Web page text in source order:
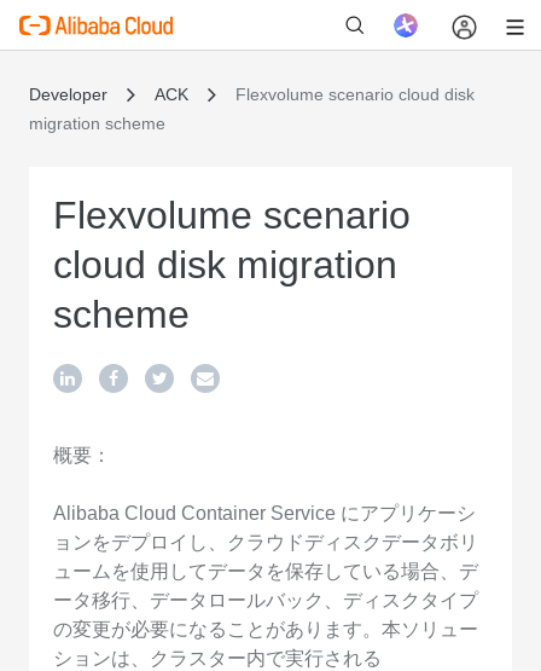
Developer ACK
Flexvolume scenario cloud disk
migration scheme
Flexvolume scenario
cloud disk migration
scheme
概要：
Alibaba Cloud Container Service にアプリケーシ
ョンをデプロイし、クラウドディスクデータボリ
ュームを使用してデータを保存している場合、デ
ータ移行、データロールバック、ディスクタイプ
の変更が必要になることがあります。本ソリュー
ションは、クラスター内で実行される